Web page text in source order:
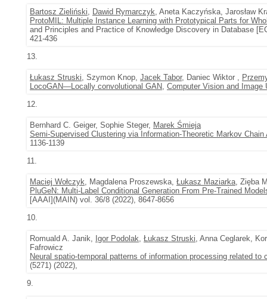
Bartosz Zieliński, Dawid Rymarczyk, Aneta Kaczyńska, Jarosław
ProtoMIL: Multiple Instance Learning with Prototypical Parts for
and Principles and Practice of Knowledge Discovery in Database
421-436
13.
Łukasz Struski, Szymon Knop, Jacek Tabor, Daniec Wiktor ,
LocoGAN—Locally convolutional GAN, Computer Vision and Image
12.
Bernhard C. Geiger, Sophie Steger, Marek Śmieja
Semi-Supervised Clustering via Information-Theoretic Markov Chain
1136-1139
11.
Maciej Wołczyk, Magdalena Proszewska, Łukasz Maziarka, Zięba
PluGeN: Multi-Label Conditional Generation From Pre-Trained
[AAAI](MAIN) vol. 36/8 (2022), 8647-8656
10.
Romuald A. Janik, Igor Podolak, Łukasz Struski, Anna Ceglarek,
Fafrowicz
Neural spatio-temporal patterns of information processing related
(5271) (2022),
9.